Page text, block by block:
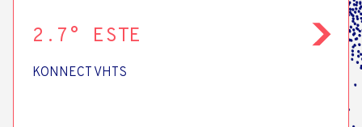
2.7° ESTE
KONNECT VHTS